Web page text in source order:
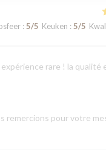
: 5/5 Keuken : 5/5
rare ! la qualité
remercions pour votre